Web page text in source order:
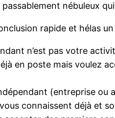
nébuleux
rapide et hélas
n’est pas votre
en poste mais voulez
(entreprise ou
connaissent déjà et